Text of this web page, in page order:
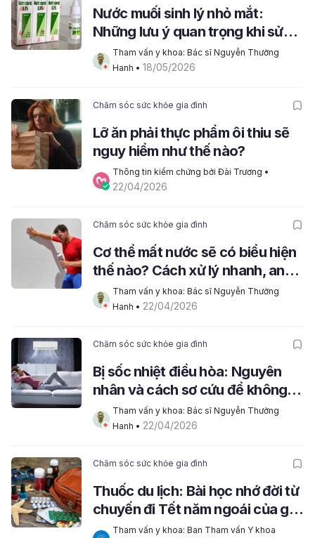
Nước muối sinh lý nhỏ mắt:
Những lưu ý quan trọng khi sử
dụngTham vấn y khoa: Bác sĩ Nguyễn Thường
Hanh • 18/05/2026
Chăm sóc sức khỏe gia đình
Lỡ ăn phải thực phẩm ôi thiu sẽ
nguy hiểm như thế nào?
Thông tin kiểm chứng bởi Đài Trương
22/04/2026
Chăm sóc sức khỏe gia đình
Cơ thể mất nước sẽ có biểu hiện
thế nào? Cách xử lý nhanh, an
toànTham vấn y khoa: Bác sĩ Nguyễn Thường
Hanh • 22/04/2026
Chăm sóc sức khỏe gia đình
Bị sốc nhiệt điều hòa: Nguyên
nhân và cách sơ cứu để không
nguy hiểm
Tham vấn y khoa: Bác sĩ Nguyễn Thường
Hanh • 22/04/2026
Chăm sóc sức khỏe gia đình
Thuốc du lịch: Bài học nhớ đời từ
chuyến đi Tết năm ngoái của gia
đình tôi
Tham vấn y khoa: Ban Tham vấn Y khoa